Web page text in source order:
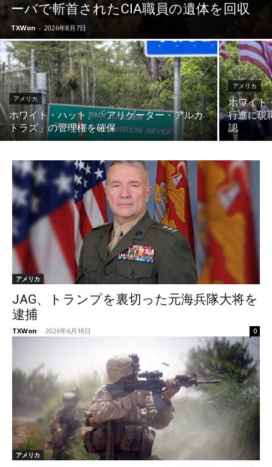
ーバで斬首されたCIA職員の遺体を回収
TXWon - 2026年8月7日
アメリカ
ホワイト・ハット、「アリゲーター・アルカ
トラズ」の管理権を確保
アメリカ
ホワイト
行進に現
認
アメリカ
JAG、トランプを裏切った元海兵隊大将を
逮捕
TXWon - 2026年6月18日 0
アメリカ